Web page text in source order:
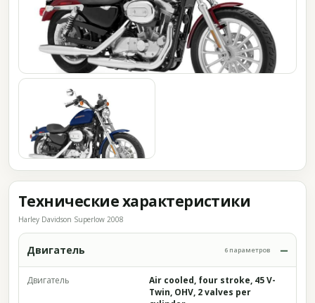
Технические характеристики
Harley Davidson Superlow 2008
Двигатель 6 параметров
Двигатель
Air cooled, four stroke, 45 V-
Twin, OHV, 2 valves per